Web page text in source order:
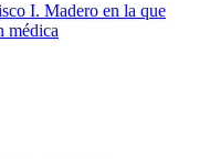
I. Madero en la que
médica